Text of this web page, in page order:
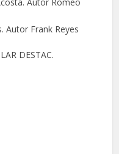
Autor Frank Reyes
DESTAC.